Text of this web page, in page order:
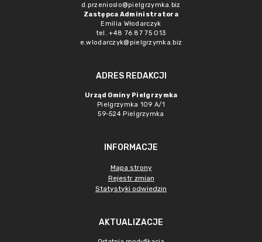
d.przenioslo@pielgrzymka.biz
Zastępca Administratora
Emilia Włodarczyk
tel. +48 76 87 75 013
e.wlodarczyk@pielgrzymka.biz
ADRES REDAKCJI
Urząd Gminy Pielgrzymka
Pielgrzymka 109 A/1
59-524 Pielgrzymka
INFORMACJE
Mapa strony
Rejestr zmian
Statystyki odwiedzin
AKTUALIZACJE